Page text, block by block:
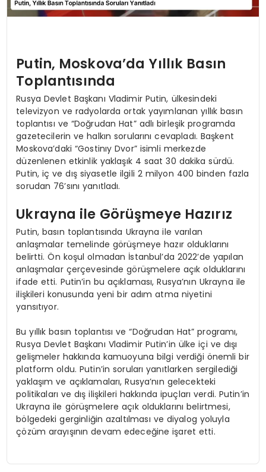
Putin, Moskova’da Yıllık Basın
Toplantısında
Rusya Devlet Başkanı Vladimir Putin, ülkesindeki
televizyon ve radyolarda ortak yayımlanan yıllık basın
toplantısı ve “Doğrudan Hat” adlı birleşik programda
gazetecilerin ve halkın sorularını cevapladı. Başkent
Moskova’daki “Gostinıy Dvor” isimli merkezde
düzenlenen etkinlik yaklaşık 4 saat 30 dakika sürdü.
Putin, iç ve dış siyasetle ilgili 2 milyon 400 binden fazla
sorudan 76’sını yanıtladı.
Ukrayna ile Görüşmeye Hazırız
Putin, basın toplantısında Ukrayna ile varılan
anlaşmalar temelinde görüşmeye hazır olduklarını
belirtti. Ön koşul olmadan İstanbul’da 2022’de yapılan
anlaşmalar çerçevesinde görüşmelere açık olduklarını
ifade etti. Putin’in bu açıklaması, Rusya’nın Ukrayna ile
ilişkileri konusunda yeni bir adım atma niyetini
yansıtıyor.
Bu yıllık basın toplantısı ve “Doğrudan Hat” programı,
Rusya Devlet Başkanı Vladimir Putin’in ülke içi ve dışı
gelişmeler hakkında kamuoyuna bilgi verdiği önemli bir
platform oldu. Putin’in soruları yanıtlarken sergilediği
yaklaşım ve açıklamaları, Rusya’nın gelecekteki
politikaları ve dış ilişkileri hakkında ipuçları verdi. Putin’in
Ukrayna ile görüşmelere açık olduklarını belirtmesi,
bölgedeki gerginliğin azaltılması ve diyalog yoluyla
çözüm arayışının devam edeceğine işaret etti.